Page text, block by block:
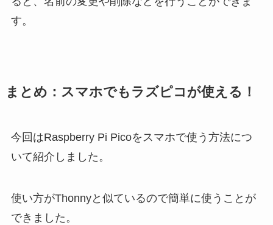
す。
まとめ：スマホでもラズピコが使える！
今回はRaspberry Pi Picoをスマホで使う方法につ
いて紹介しました。
使い方がThonnyと似ているので簡単に使うことが
できました。